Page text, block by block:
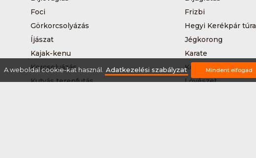
Foci
Frizbi
Görkorcsolyázás
Hegyi Kerékpár túra
Íjászat
Jégkorong
Kajak-kenu
Karate
Korcsolyázás
Kosárlabda
Kutyás terepfutás
Lövészet
A weboldal cookie-kat használ. Adatkezelési szabályzat Mindent elfogad